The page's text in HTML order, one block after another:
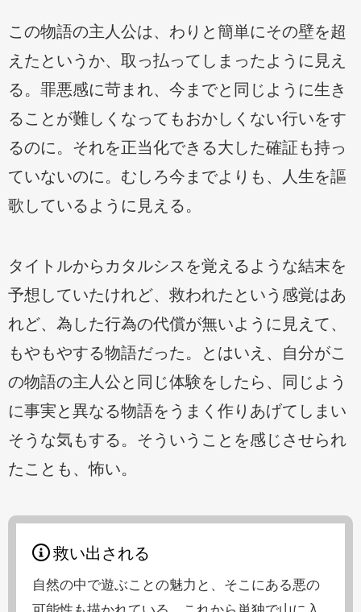
この物語の主人公は、わりと簡単にその壁を超
えたというか、取っ払ってしまったように見え
る。罪悪感に苛まれ、今までと同じように生き
ることが難しくなってもおかしくない行いをす
るのに。それを正当化できる大した確証も持っ
ていないのに。むしろ今までよりも、人生を謳
歌しているように見える。
タイトルからカタルシスを覚えるような結末を
予想していたけれど、救われたという感覚はあ
れど、為した行為の代償が無いように見えて、
もやもやする物語だった。とはいえ、自分がこ
の物語の主人公と同じ体験をしたら、同じよう
に事実と異なる物語をうまく作りあげてしまい
そうな気もする。そういうことを感じさせられ
たことも、怖い。
救い出される
自然の中で遊ぶことの魅力と、そこにある悪の